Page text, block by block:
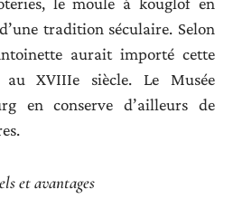
tradition séculaire. Selon
aurait importé cette
au XVIIIe siècle. Le Musée
en conserve d’ailleurs de
et avantages